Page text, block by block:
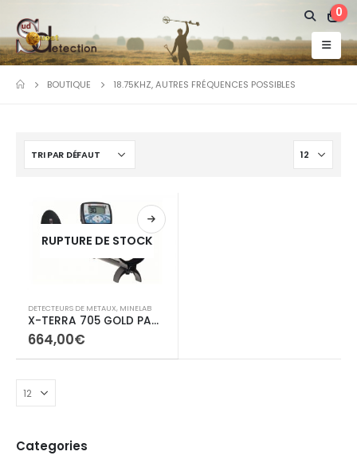
0
BOUTIQUE 18.75KHZ, AUTRES FRÉQUENCES POSSIBLES
RUPTURE DE STOCK
DETECTEURS DE METAUX, MINELAB
X-TERRA 705 GOLD PACK
664,00€
Categories